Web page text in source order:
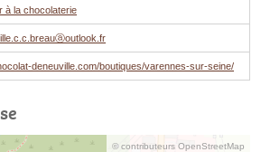
à la chocolaterie
deneuville.com/boutiques/varennes-sur-seine/
© contributeurs OpenStreetMap